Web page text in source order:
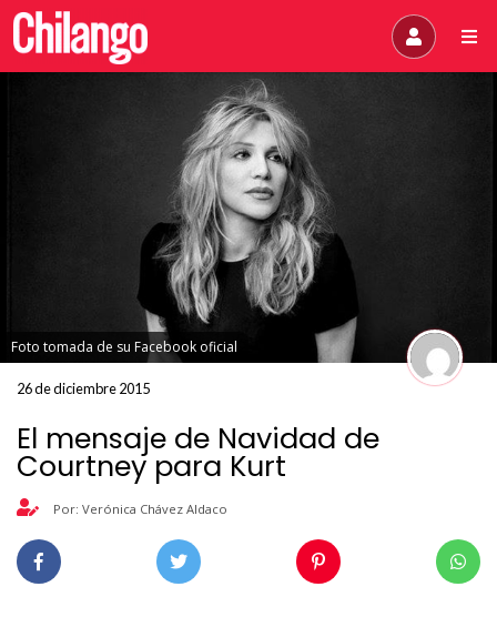
Foto tomada de su Facebook oficial
26 de diciembre 2015
El mensaje de Navidad de
Courtney para Kurt
Por: Verónica Chávez Aldaco